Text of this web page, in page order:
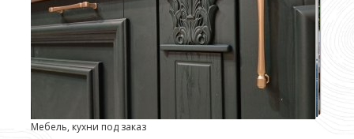
Мебель, кухни под заказ